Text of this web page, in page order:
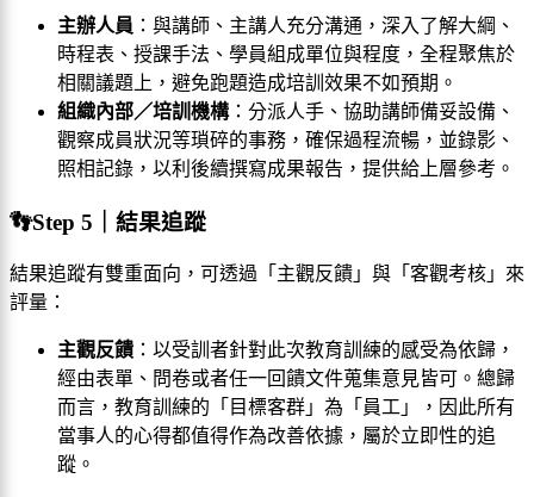
主辦人員 ：與講師、主講人充分溝通，深入了解大綱、
時程表、授課手法、學員組成單位與程度，全程聚焦於
相關議題上，避免跑題造成培訓效果不如預期。
組織內部／培訓機構：分派人手、協助講師備妥設備、
觀察成員狀況等瑣碎的事務，確保過程流暢，並錄影、
照相記錄，以利後續撰寫成果報告，提供給上層參考。
👣Step 5｜結果追蹤
結果追蹤有雙重面向，可透過「主觀反饋」與「客觀考核」來
評量：
主觀反饋 ：以受訓者針對此次教育訓練的感受為依歸，
經由表單、問卷或者任一回饋文件蒐集意見皆可。總歸
而言，教育訓練的「目標客群」為「員工」，因此所有
當事人的心得都值得作為改善依據，屬於立即性的追
蹤。